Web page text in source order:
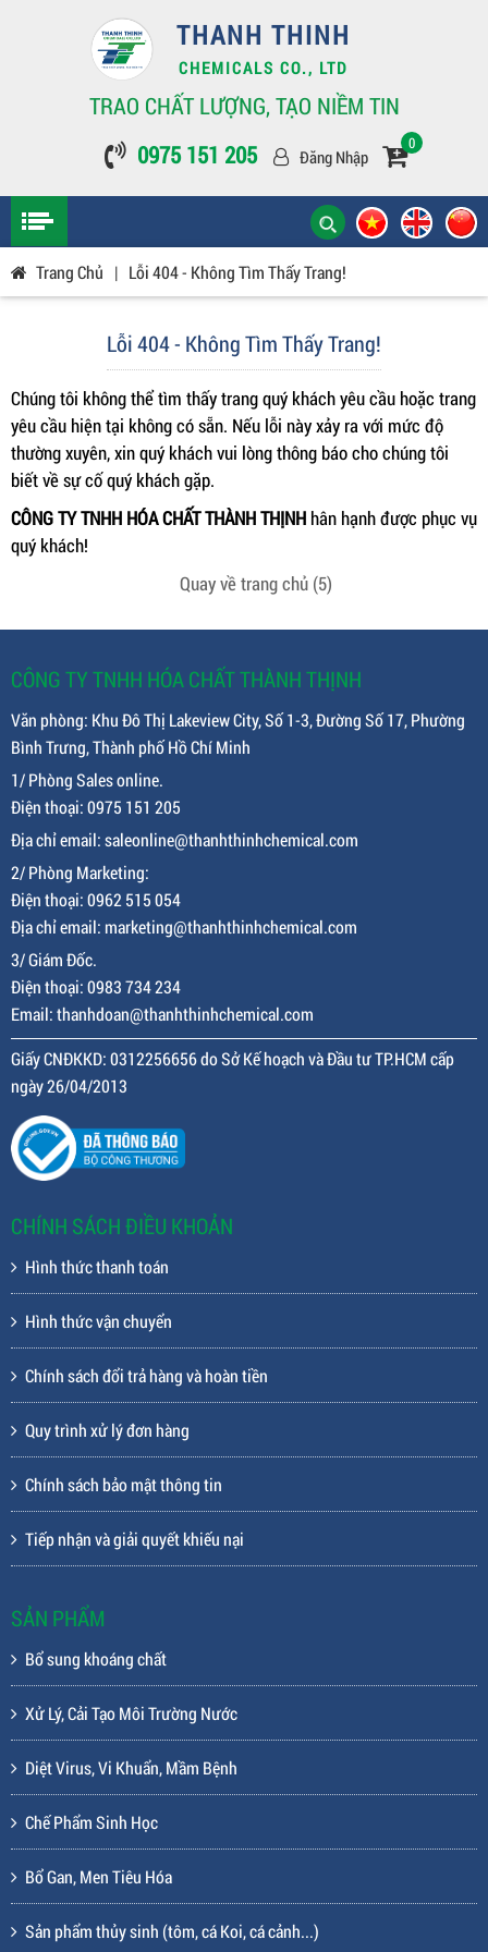
THANH THINH
CHEMICALS CO., LTD
TRAO CHẤT LƯỢNG, TẠO NIỀM TIN
0975 151 205
Đăng Nhập
0
Trang Chủ | Lỗi 404 - Không Tìm Thấy Trang!
Lỗi 404 - Không Tìm Thấy Trang!
Chúng tôi không thể tìm thấy trang quý khách yêu cầu hoặc trang
yêu cầu hiện tại không có sẵn. Nếu lỗi này xảy ra với mức độ
thường xuyên, xin quý khách vui lòng thông báo cho chúng tôi
biết về sự cố quý khách gặp.
CÔNG TY TNHH HÓA CHẤT THÀNH THỊNH hân hạnh được phục vụ
quý khách!
Quay về trang chủ (4)
CÔNG TY TNHH HÓA CHẤT THÀNH THỊNH
Văn phòng: Khu Đô Thị Lakeview City, Số 1-3, Đường Số 17, Phường
Bình Trưng, Thành phố Hồ Chí Minh
1/ Phòng Sales online.
Điện thoại: 0975 151 205
Địa chỉ email: saleonline@thanhthinhchemical.com
2/ Phòng Marketing:
Điện thoại: 0962 515 054
Địa chỉ email: marketing@thanhthinhchemical.com
3/ Giám Đốc.
Điện thoại: 0983 734 234
Email: thanhdoan@thanhthinhchemical.com
Giấy CNĐKKD: 0312256656 do Sở Kế hoạch và Đầu tư TP.HCM cấp
ngày 26/04/2013
CHÍNH SÁCH ĐIỀU KHOẢN
Hình thức thanh toán
Hình thức vận chuyển
Chính sách đổi trả hàng và hoàn tiền
Quy trình xử lý đơn hàng
Chính sách bảo mật thông tin
Tiếp nhận và giải quyết khiếu nại
SẢN PHẨM
Bổ sung khoáng chất
Xử Lý, Cải Tạo Môi Trường Nước
Diệt Virus, Vi Khuẩn, Mầm Bệnh
Chế Phẩm Sinh Học
Bổ Gan, Men Tiêu Hóa
Sản phẩm thủy sinh (tôm, cá Koi, cá cảnh...)